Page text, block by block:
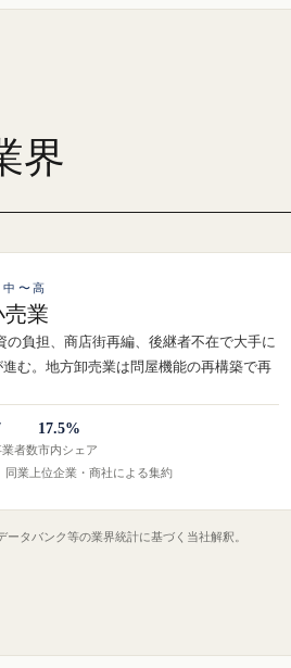
界
〜高
売業
の負担、商店街再編、後継者不在で大手に
進む。地方卸売業は問屋機能の再構築で再
業者数
17.5%
市内シェア
業上位企業・商社による集約
タバンク等の業界統計に基づく当社解釈。